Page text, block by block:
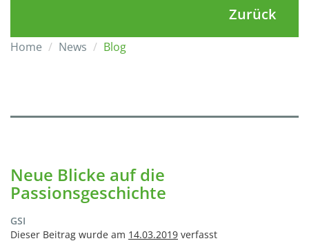
Zurück
Home News Blog
Neue Blicke auf die
Passionsgeschichte
GSI
Dieser Beitrag wurde am 14.03.2019 verfasst